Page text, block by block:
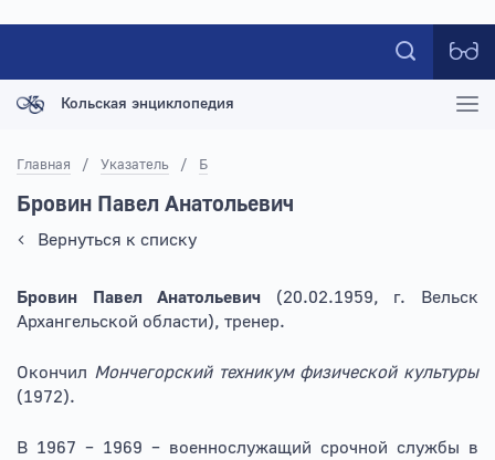
Кольская энциклопедия
Главная / Указатель / Б
Бровин Павел Анатольевич
Вернуться к списку
Бровин Павел Анатольевич
(20.02.1959, г. Вельск
Архангельской области), тренер.
Окончил Мончегорский техникум физической культуры
(1972).
В 1967 – 1969 – военнослужащий срочной службы в